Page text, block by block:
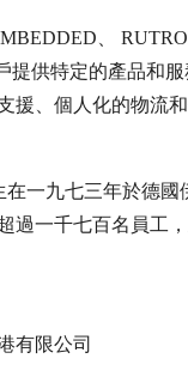
、
提供特定的產品和
援、個人化的物流
在一九七三年於德
過一千七百名員工
有限公司